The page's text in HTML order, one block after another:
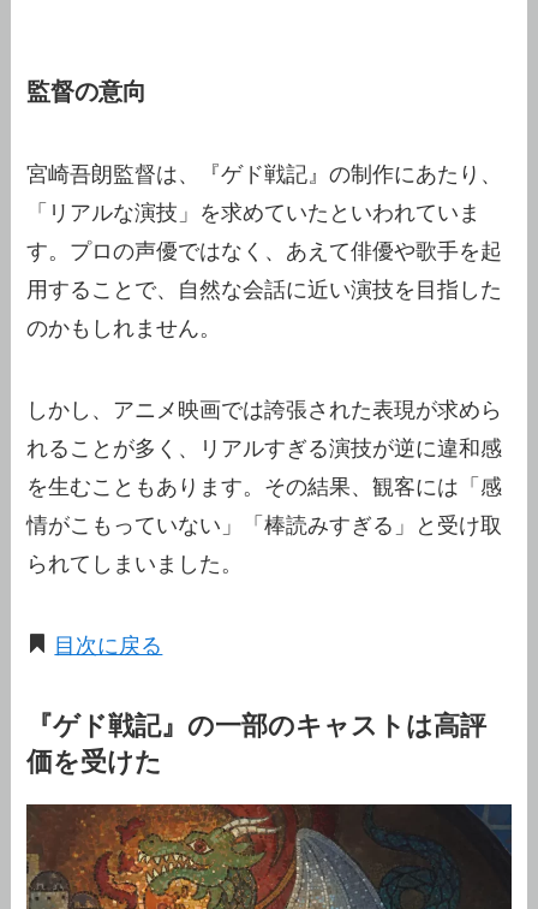
監督の意向
宮崎吾朗監督は、『ゲド戦記』の制作にあたり、
「リアルな演技」を求めていたといわれていま
す。プロの声優ではなく、あえて俳優や歌手を起
用することで、自然な会話に近い演技を目指した
のかもしれません。
しかし、アニメ映画では誇張された表現が求めら
れることが多く、リアルすぎる演技が逆に違和感
を生むこともあります。その結果、観客には「感
情がこもっていない」「棒読みすぎる」と受け取
られてしまいました。
目次に戻る
『ゲド戦記』の一部のキャストは高評
価を受けた